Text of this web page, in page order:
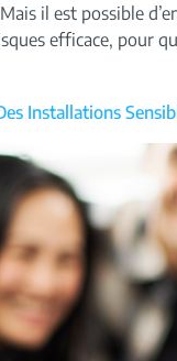
il est possible
efficace, pour
Installations